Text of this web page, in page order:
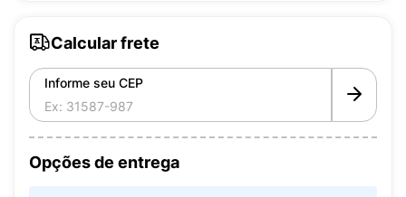
Calcular frete
Informe seu CEP
Opções de entrega